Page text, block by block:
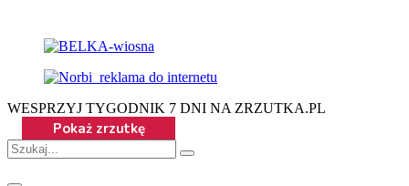
WESPRZYJ TYGODNIK 7 DNI NA ZRZUTKA.PL